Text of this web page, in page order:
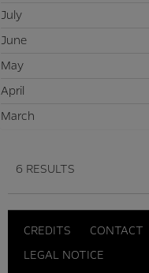
July
June
May
April
March
6 RESULTS
CREDITS CONTACT
LEGAL NOTICE